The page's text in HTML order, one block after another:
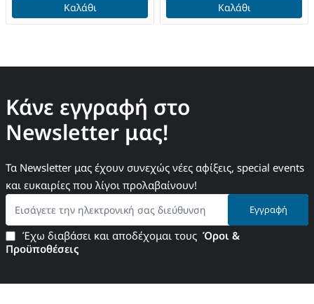
Καλάθι Καλάθι
Κάνε εγγραφή στο
Newsletter μας!
Τα Newsletter μας έχουν συνεχώς νέες αφίξεις, special events
και ευκαιρίες που λίγοι προλαβαίνουν!
Εισάγετε
την
ηλεκτρονική
σας
διεύθυνση
Εγγραφή
Έχω διαβάσει και αποδέχομαι τους Όροι &
Προϋποθέσεις